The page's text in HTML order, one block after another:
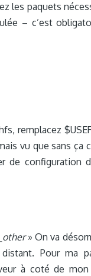
les paquets
– c’est
remplacez
vu que sans ça
de configuration
» On va
Pour ma
à coté de